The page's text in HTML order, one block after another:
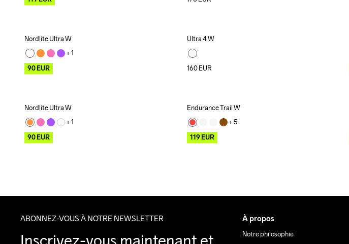
Outlet
Nordlite Ultra W
+ 1
90EUR
Ultra 4 W
160EUR
Outlet
Nordlite Ultra W
+ 1
90EUR
Outlet
Endurance Trail W
+ 5
119EUR
ABONNEZ-VOUS À NOTRE NEWSLETTER À propos
Notre philosophie